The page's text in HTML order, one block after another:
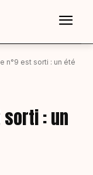
n°9 est sorti : un été
sorti : un